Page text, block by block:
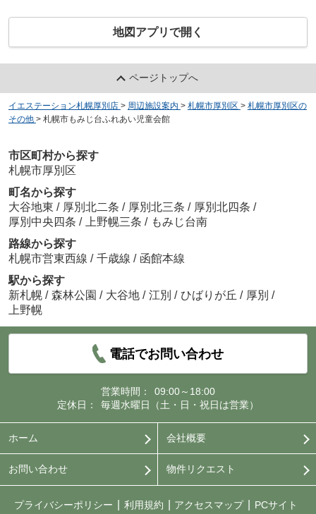
地図アプリで開く
ページトップへ
イエステーション札幌厚別店 > 周辺施設案内 > 札幌市厚別区 > 札幌市厚別区の
その他 > 札幌市もみじ台ふれあい児童会館
市区町村から探す
札幌市厚別区
町名から探す
大谷地東 / 厚別北二条 / 厚別北三条 / 厚別北四条 /
厚別中央四条 / 上野幌三条 / もみじ台南
路線から探す
札幌市営東西線 / 千歳線 / 函館本線
駅から探す
新札幌 / 森林公園 / 大谷地 / 江別 / ひばりが丘 / 厚別 /
上野幌
電話でお問い合わせ
営業時間：
09:00～18:00
定休日：
毎週水曜日（土・日・祝日は営業）
ホーム 会社概要
お問い合わせ 物件リクエスト
プライバシーポリシー 利用規約 アクセスマップ PCサイト